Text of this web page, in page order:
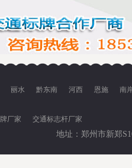
丽水 黔东南 河西 恩施 南
厂家 交通标志杆厂家
地址：郑州市新郑